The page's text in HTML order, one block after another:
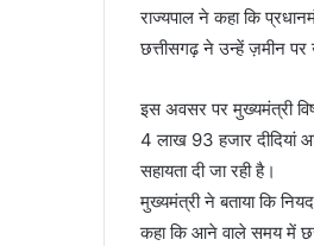
राज्यपाल ने कहा कि
छत्तीसगढ़ ने उन्हें ज़मीन
इस अवसर पर मुख्यमंत्री
4 लाख 93 हजार दीदियां
सहायता दी जा रही है।
मुख्यमंत्री ने बताया कि
कहा कि आने वाले समय में